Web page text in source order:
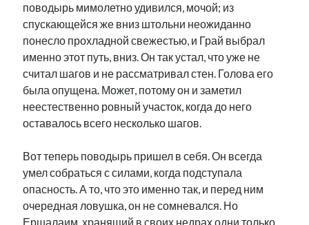
поводырь мимолетно удивился, мочой; из
спускающейся же вниз штольни неожиданно
понесло прохладной свежестью, и Грай выбрал
именно этот путь, вниз. Он так устал, что уже не
считал шагов и не рассматривал стен. Голова его
была опущена. Может, потому он и заметил
неестественно ровный участок, когда до него
оставалось всего несколько шагов.
Вот теперь поводырь пришел в себя. Он всегда
умел собраться с силами, когда подступала
опасность. А то, что это именно так, и перед ним
очередная ловушка, он не сомневался. Но
Ершалаим, хранящий в своих недрах одни только